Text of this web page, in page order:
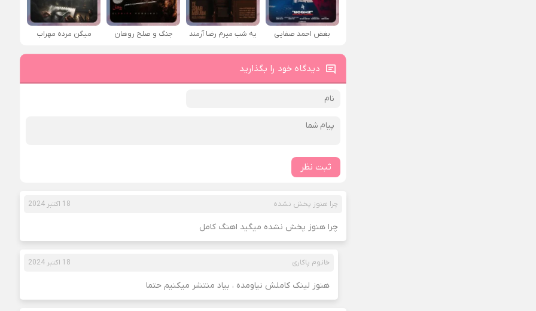
بغض احمد صفایی یه شب میرم رضا آرمند جنگ و صلح روهان میگن مرده مهراب
دیدگاه خود را بگذارید
ثبت نظر
چرا هنوز پخش نشده 18 اکتبر 2024
چرا هنوز پخش نشده میگید اهنگ کامل
خانوم پاکاری 18 اکتبر 2024
هنوز لینک کاملش نیاومده ، بیاد منتشر میکنیم حتما